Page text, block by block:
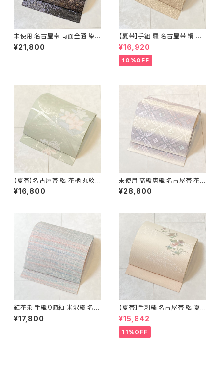
未使用 名古屋帯 両面全通 染め
帯 銀通し 金彩 華文 宝相華 正
絹 黒 青紫 赤紫 685
¥21,800
【夏帯】手組 羅 名古屋帯 絹 生
成り色 ピンク 黄緑 639
¥16,920
10%OFF
【夏帯】名古屋帯 絽 花柄 丸紋
絹 銀糸 黄緑 水色 ピンク パス
テル 542
¥16,800
未使用 高級唐織 名古屋帯 花菱
正絹 白 紫 パステルカラー 藤色
704
¥28,800
紅花染 手織り節紬 米沢織 名古
屋帯 正絹 ピンク 青 水色 629
¥17,800
【夏帯】手刺繍 名古屋帯 絽 夏
椿 絹 銀箔 白 クリーム ピンク
638
¥15,842
11%OFF